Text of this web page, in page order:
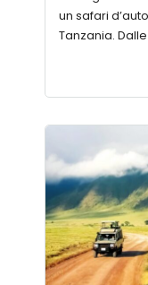
un safari
Tanzania.